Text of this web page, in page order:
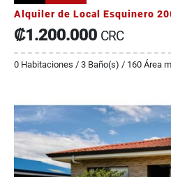
₡1.200.000 CRC
0 Habitaciones / 3 Baño(s) / 160 Área m